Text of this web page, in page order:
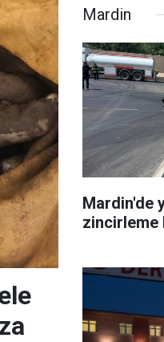
Mardin
Mardin'de
zincirleme